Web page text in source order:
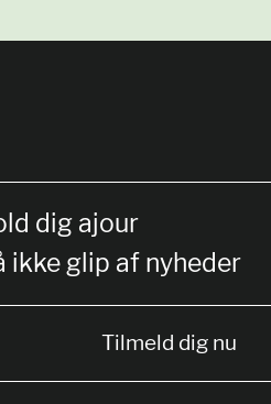
dig ajour
ikke glip af nyheder
Tilmeld dig nu